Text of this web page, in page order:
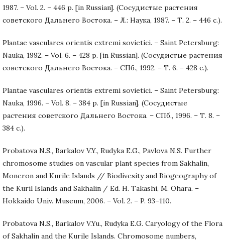
1987. – Vol. 2. – 446 p. [in Russian]. (Сосудистые растения
советского Дальнего Востока. – Л.: Наука, 1987. – Т. 2. – 446 с.).
Plantae vasculares orientis extremi sovietici. – Saint Petersburg:
Nauka, 1992. – Vol. 6. – 428 p. [in Russian]. (Сосудистые растения
советского Дальнего Востока. – СПб., 1992. – Т. 6. – 428 с.).
Plantae vasculares orientis extremi sovietici. – Saint Petersburg:
Nauka, 1996. – Vol. 8. – 384 p. [in Russian]. (Сосудистые
растения советского Дальнего Востока. – СПб., 1996. – Т. 8. –
384 с.).
Probatova N.S., Barkalov V.Y., Rudyka E.G., Pavlova N.S. Further
chromosome studies on vascular plant species from Sakhalin,
Moneron and Kurile Islands // Biodivesity and Biogeography of
the Kuril Islands and Sakhalin / Ed. H. Takashi, M. Ohara. –
Hokkaido Univ. Museum, 2006. – Vol. 2. – P. 93–110.
Probatova N.S., Barkalov V.Yu., Rudyka E.G. Caryology of the Flora
of Sakhalin and the Kurile Islands. Chromosome numbers,